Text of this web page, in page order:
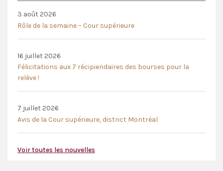
3 août 2026
Rôle de la semaine – Cour supérieure
16 juillet 2026
Félicitations aux 7 récipiendaires des bourses pour la
relève !
7 juillet 2026
Avis de la Cour supérieure, district Montréal
Voir toutes les nouvelles